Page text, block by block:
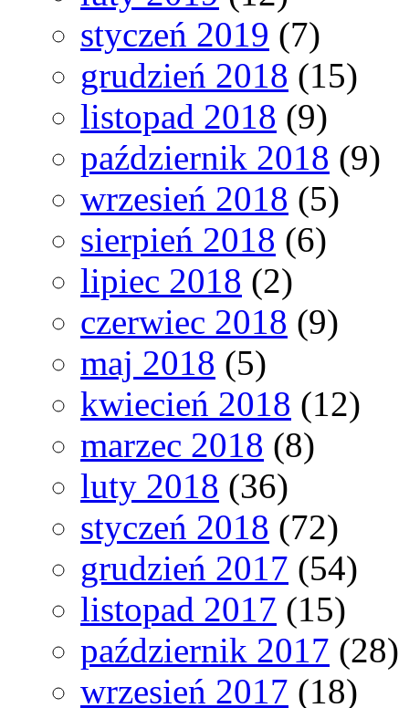
styczeń 2019 (7)
grudzień 2018 (15)
listopad 2018 (9)
październik 2018 (9)
wrzesień 2018 (5)
sierpień 2018 (6)
lipiec 2018 (2)
czerwiec 2018 (9)
maj 2018 (5)
kwiecień 2018 (12)
marzec 2018 (8)
luty 2018 (36)
styczeń 2018 (72)
grudzień 2017 (54)
listopad 2017 (15)
październik 2017 (28)
wrzesień 2017 (18)